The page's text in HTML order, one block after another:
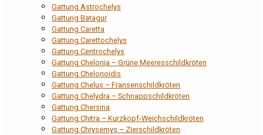
Gattung Astrochelys
Gattung Batagur
Gattung Caretta
Gattung Carettochelys
Gattung Centrochelys
Gattung Chelonia – Grüne Meeresschildkröten
Gattung Chelonoidis
Gattung Chelus – Fransenschildkröten
Gattung Chelydra – Schnappschildkröten
Gattung Chersina
Gattung Chitra – Kurzkopf-Weichschildkröten
Gattung Chrysemys – Zierschildkröten